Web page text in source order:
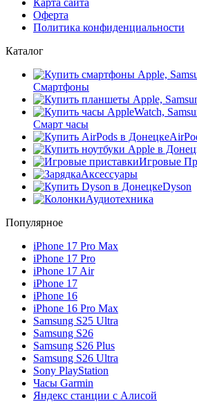
Оферта
Политика конфиденциальности
Каталог
Смартфоны
Смарт часы
Игровые
Аксессуары
Dyson
Аудиотехника
Популярное
iPhone 17 Pro Max
iPhone 17 Pro
iPhone 17 Air
iPhone 17
iPhone 16
iPhone 16 Pro Max
Samsung S25 Ultra
Samsung S26
Samsung S26 Plus
Samsung S26 Ultra
Sony PlayStation
Часы Garmin
Яндекс станции с Алисой